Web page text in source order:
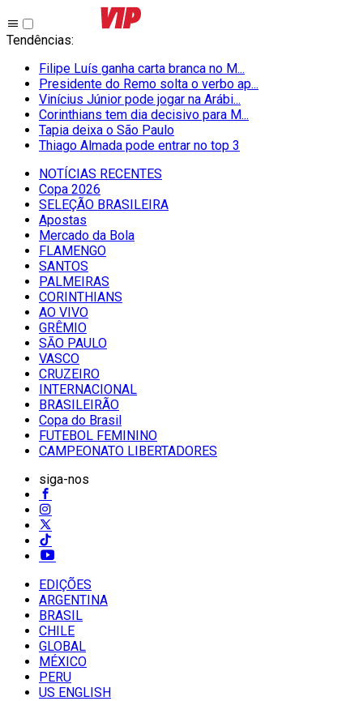
Tendências:
Filipe Luís ganha carta branca no M...
Presidente do Remo solta o verbo ap...
Vinícius Júnior pode jogar na Arábi...
Corinthians tem dia decisivo para M...
Tapia deixa o São Paulo
Thiago Almada pode entrar no top 3
NOTÍCIAS RECENTES
Copa 2026
SELEÇÃO BRASILEIRA
Apostas
Mercado da Bola
FLAMENGO
SANTOS
PALMEIRAS
CORINTHIANS
AO VIVO
GRÊMIO
SĀO PAULO
VASCO
CRUZEIRO
INTERNACIONAL
BRASILEIRÃO
Copa do Brasil
FUTEBOL FEMININO
CAMPEONATO LIBERTADORES
siga-nos
EDIÇÕES
ARGENTINA
BRASIL
CHILE
GLOBAL
MÉXICO
PERU
US ENGLISH